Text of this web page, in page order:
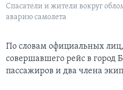
Спасатели и жители вокруг
аварию самолета
По словам официальных лиц,
совершавшего рейс в город
пассажиров и два члена